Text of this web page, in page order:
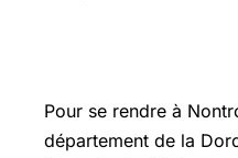
Pour se rendre à
département de la